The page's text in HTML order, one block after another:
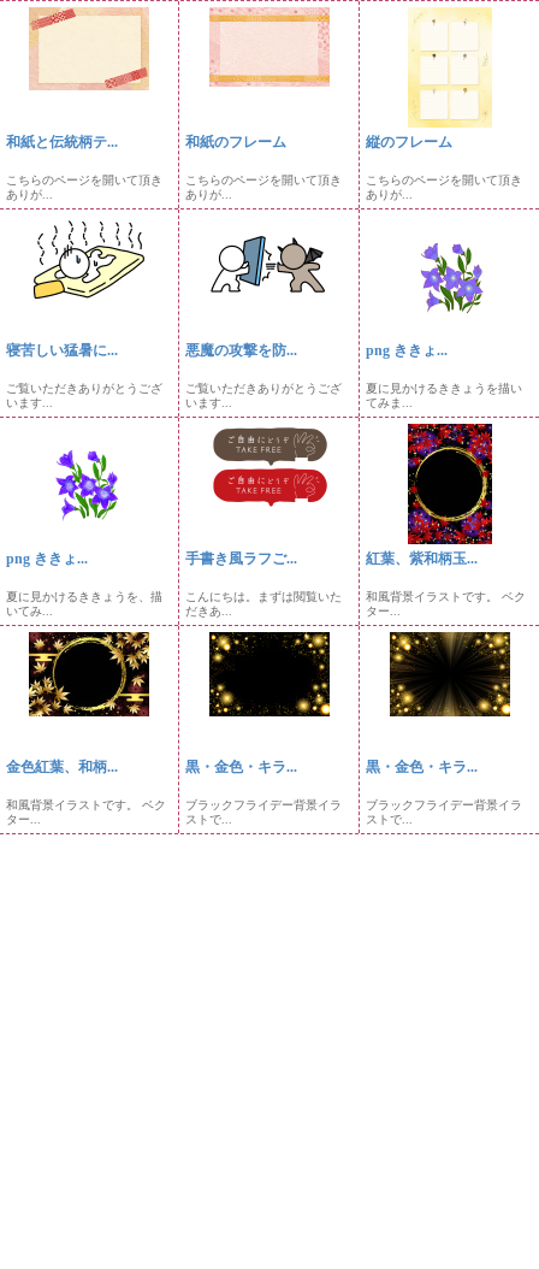
和紙と伝統柄テ...
こちらのページを開いて頂き
ありが...
和紙のフレーム
こちらのページを開いて頂き
ありが...
縦のフレーム
こちらのページを開いて頂き
ありが...
寝苦しい猛暑に...
ご覧いただきありがとうござ
います...
悪魔の攻撃を防...
ご覧いただきありがとうござ
います...
png ききょ...
夏に見かけるききょうを描い
てみま...
png ききょ...
夏に見かけるききょうを、描
いてみ...
手書き風ラフご...
こんにちは。まずは閲覧いた
だきあ...
紅葉、紫和柄玉...
和風背景イラストです。 ベク
ター...
金色紅葉、和柄...
和風背景イラストです。 ベク
ター...
黒・金色・キラ...
ブラックフライデー背景イラ
ストで...
黒・金色・キラ...
ブラックフライデー背景イラ
ストで...